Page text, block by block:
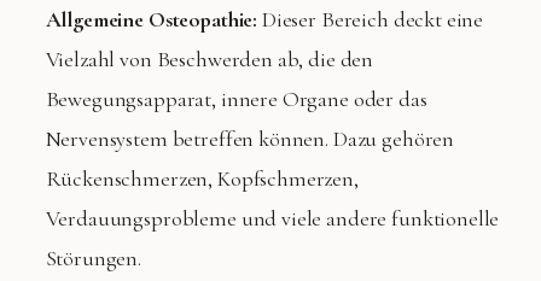
Allgemeine Osteopathie: Dieser Bereich deckt eine
Vielzahl von Beschwerden ab, die den
Bewegungsapparat, innere Organe oder das
Nervensystem betreffen können. Dazu gehören
Rückenschmerzen, Kopfschmerzen,
Verdauungsprobleme und viele andere funktionelle
Störungen.